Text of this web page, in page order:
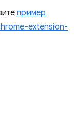
пример
extension-